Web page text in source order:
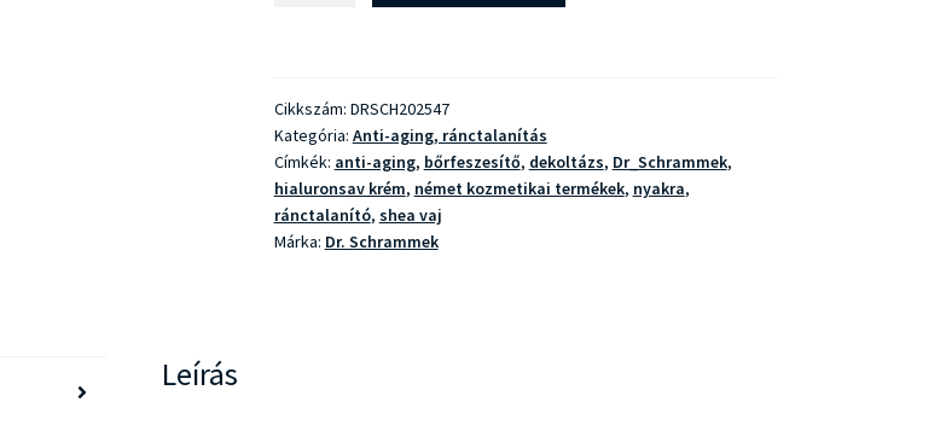
mennyiség
Cikkszám: DRSCH202547
Kategória: Anti-aging, ránctalanítás
Címkék: anti-aging, bőrfeszesítő, dekoltázs, Dr_Schrammek,
hialuronsav krém, német kozmetikai termékek, nyakra,
ránctalanító, shea vaj
Márka: Dr. Schrammek
Leírás